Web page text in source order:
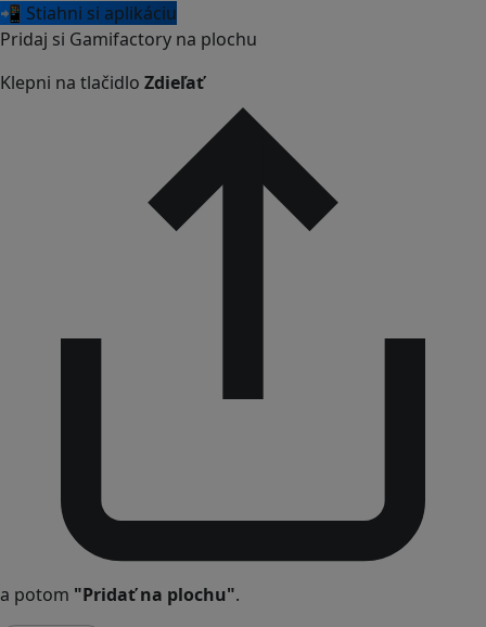
📲 Stiahni si aplikáciu
Pridaj si Gamifactory na plochu
Klepni na tlačidlo Zdieľať
a potom "Pridať na plochu".